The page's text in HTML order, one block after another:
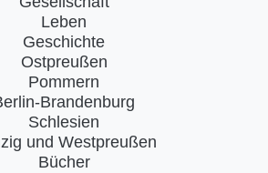
Leben
Geschichte
Ostpreußen
Pommern
Brandenburg
Schlesien
und Westpreußen
Bücher